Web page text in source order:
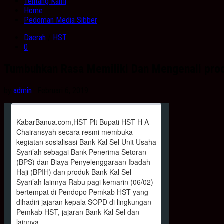
Home
Pedoman Media Sibber
Daerah
HST
0
admin
KabarBanua.com,HST-Plt Bupati HST H A
Chairansyah secara resmi membuka
kegiatan sosialisasi Bank Kal Sel Unit Usaha
Syari’ah sebagai Bank Penerima Setoran
(BPS) dan Biaya Penyelenggaraan Ibadah
Haji (BPIH) dan produk Bank Kal Sel
Syari’ah lainnya Rabu pagi kemarin (06/02)
bertempat di Pendopo Pemkab HST yang
dihadiri jajaran kepala SOPD di lingkungan
Pemkab HST, jajaran Bank Kal Sel dan
lainnya.